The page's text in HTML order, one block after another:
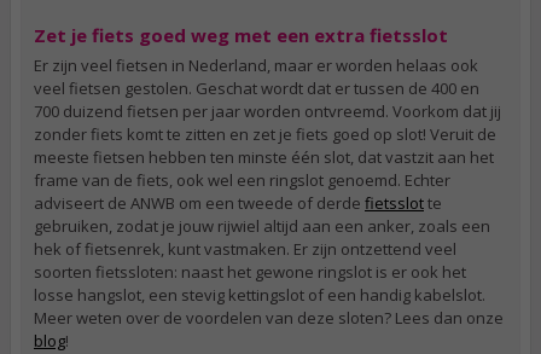
Zet je fiets goed weg met een extra fietsslot
Er zijn veel fietsen in Nederland, maar er worden helaas ook
veel fietsen gestolen. Geschat wordt dat er tussen de 400 en
700 duizend fietsen per jaar worden ontvreemd. Voorkom dat jij
zonder fiets komt te zitten en zet je fiets goed op slot! Veruit de
meeste fietsen hebben ten minste één slot, dat vastzit aan het
frame van de fiets, ook wel een ringslot genoemd. Echter
adviseert de ANWB om een tweede of derde fietsslotte
gebruiken, zodat je jouw rijwiel altijd aan een anker, zoals een
hek of fietsenrek, kunt vastmaken. Er zijn ontzettend veel
soorten fietssloten: naast het gewone ringslot is er ook het
losse hangslot, een stevig kettingslot of een handig kabelslot.
Meer weten over de voordelen van deze sloten? Lees dan onze
blog!